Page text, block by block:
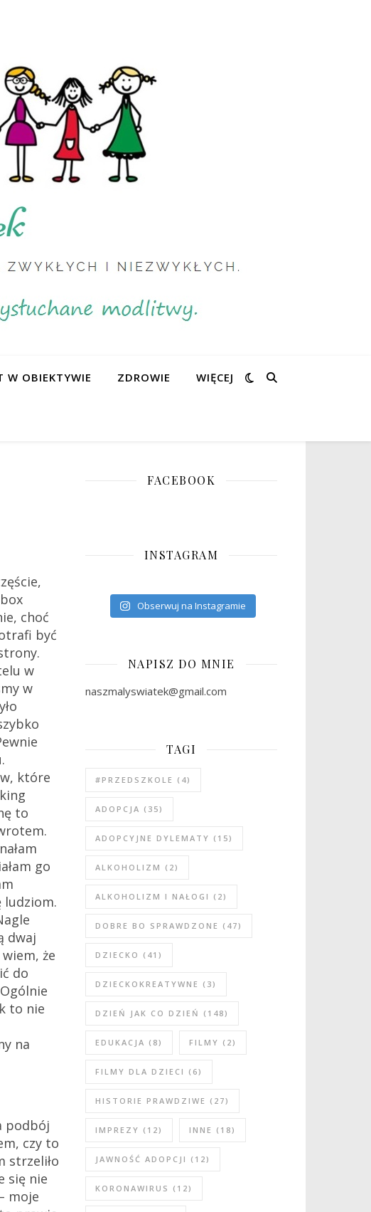
W OBIEKTYWIE ZDROWIE WIĘCEJ
choć
być
w
w
które
to
go
ludziom.
dwaj
że
do
Ogólnie
to nie
na
podbój
czy to
strzeliło
się nie
moje
FACEBOOK
INSTAGRAM
Obserwuj na Instagramie
NAPISZ DO MNIE
naszmalyswiatek@gmail.com
TAGI
#PRZEDSZKOLE (4)
ADOPCJA (35)
ADOPCYJNE DYLEMATY (15)
ALKOHOLIZM (2)
ALKOHOLIZM I NAŁOGI (2)
DOBRE BO SPRAWDZONE (47)
DZIECKO (41)
DZIECKOKREATYWNE (3)
DZIEŃ JAK CO DZIEŃ (148)
EDUKACJA (8) FILMY (2)
FILMY DLA DZIECI (6)
HISTORIE PRAWDZIWE (27)
IMPREZY (12) INNE (18)
JAWNOŚĆ ADOPCJI (12)
KORONAWIRUS (12)